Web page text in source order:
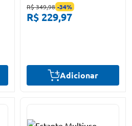
R$ 349,98 -34%
R$ 229,97
Adicionar